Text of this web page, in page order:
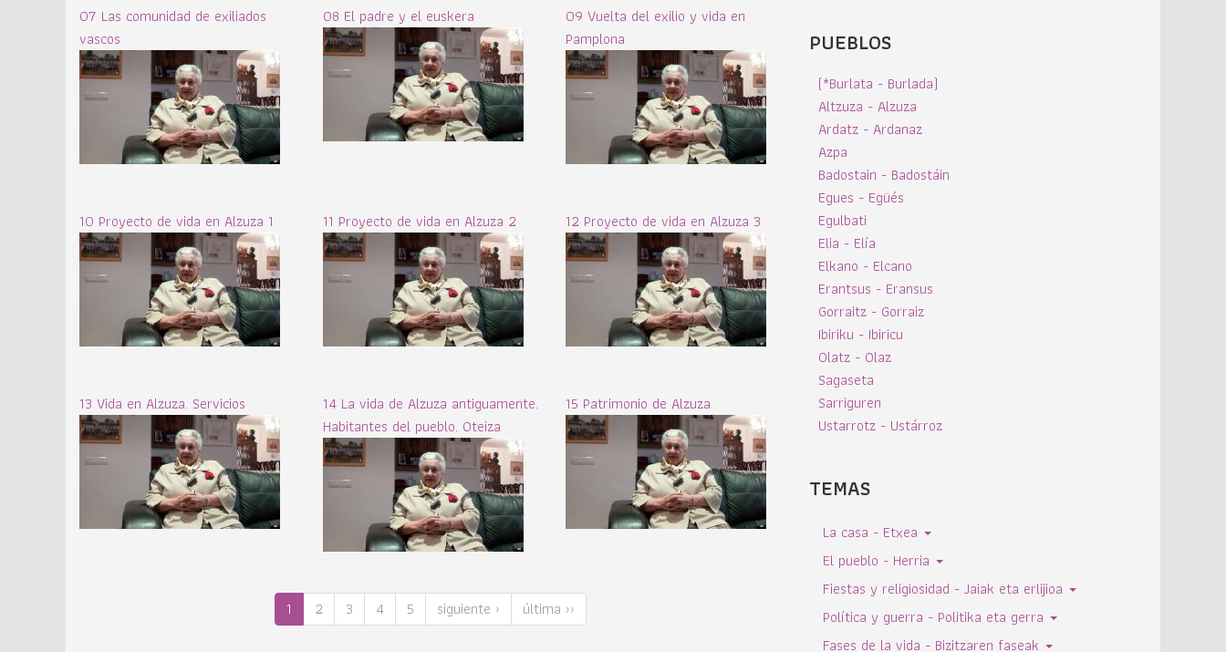
07 Las comunidad de exiliados
vascos
08 El padre y el euskera
09 Vuelta del exilio y vida en
Pamplona
10 Proyecto de vida en Alzuza 1 11 Proyecto de vida en Alzuza 2 12 Proyecto de vida en Alzuza 3
13 Vida en Alzuza. Servicios
14 La vida de Alzuza antiguamente.
Habitantes del pueblo. Oteiza
15 Patrimonio de Alzuza
1 2 3 4 5 siguiente › última ››
PUEBLOS
(*Burlata - Burlada)
Altzuza - Alzuza
Ardatz - Ardanaz
Azpa
Badostain - Badostáin
Egues - Egüés
Egulbati
Elia - Elía
Elkano - Elcano
Erantsus - Eransus
Gorraitz - Gorraiz
Ibiriku - Ibiricu
Olatz - Olaz
Sagaseta
Sarriguren
Ustarrotz - Ustárroz
TEMAS
La casa - Etxea
El pueblo - Herria
Fiestas y religiosidad - Jaiak eta erlijioa
Política y guerra - Politika eta gerra
Fases de la vida - Bizitzaren faseak